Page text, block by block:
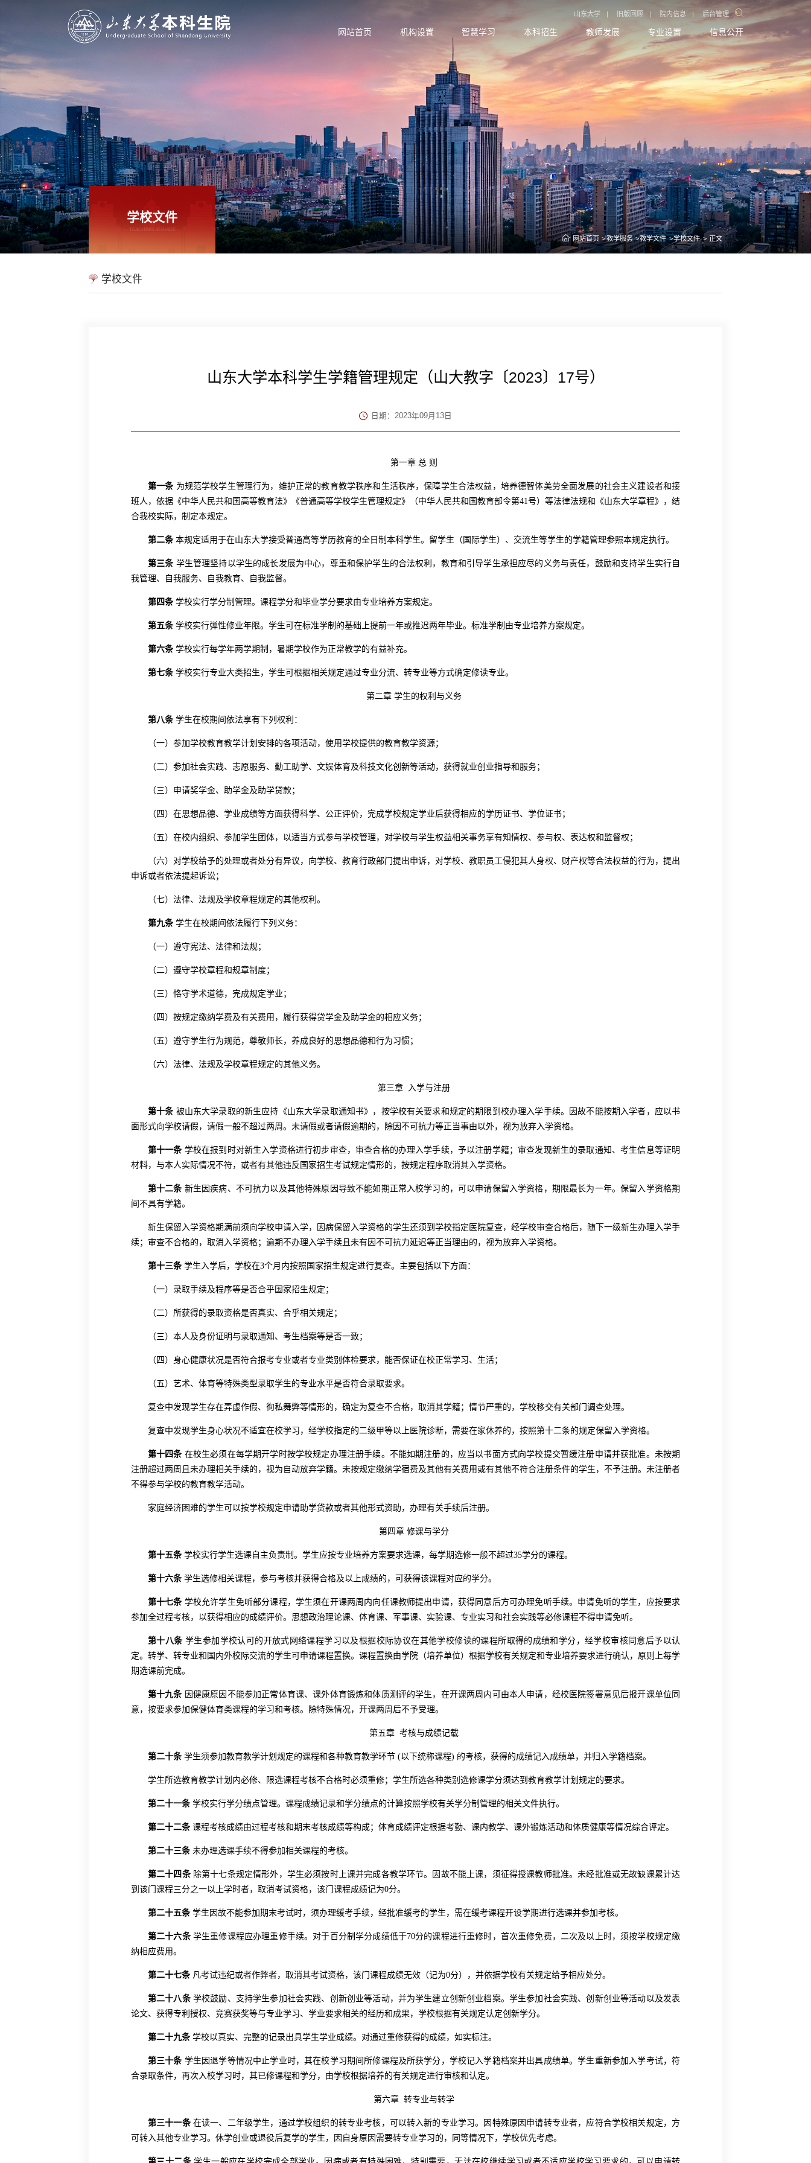
山东大学 | 旧版回顾 | 院内信息 | 后台管理
网站首页 机构设置 智慧学习 本科招生 教师发展 专业设置 信息公开
学校文件
TEACHING SERVICE
网站首页 教学服务 教学文件 学校文件 正文
学校文件
山东大学本科学生学籍管理规定（山大教字〔2023〕17号）
日期：2023年09月13日
第一章 总 则
第一条 为规范学校学生管理行为，维护正常的教育教学秩序和生活秩序，保障学生合法权益，培养德智体美劳全面发展的社会主义建设者和接
班人，依据《中华人民共和国高等教育法》《普通高等学校学生管理规定》（中华人民共和国教育部令第41 号）等法律法规和《山东大学章程》，结
合我校实际，制定本规定。
第二条 本规定适用于在山东大学接受普通高等学历教育的全日制本科学生。留学生（国际学生）、交流生等学生的学籍管理参照本规定执行。
第三条 学生管理坚持以学生的成长发展为中心，尊重和保护学生的合法权利，教育和引导学生承担应尽的义务与责任，鼓励和支持学生实行自
我管理、自我服务、自我教育、自我监督。
第四条 学校实行学分制管理。课程学分和毕业学分要求由专业培养方案规定。
第五条 学校实行弹性修业年限。学生可在标准学制的基础上提前一年或推迟两年毕业。标准学制由专业培养方案规定。
第六条 学校实行每学年两学期制，暑期学校作为正常教学的有益补充。
第七条 学校实行专业大类招生，学生可根据相关规定通过专业分流、转专业等方式确定修读专业。
第二章 学生的权利与义务
第八条 学生在校期间依法享有下列权利：
（一）参加学校教育教学计划安排的各项活动，使用学校提供的教育教学资源；
（二）参加社会实践、志愿服务、勤工助学、文娱体育及科技文化创新等活动，获得就业创业指导和服务；
（三）申请奖学金、助学金及助学贷款；
（四）在思想品德、学业成绩等方面获得科学、公正评价，完成学校规定学业后获得相应的学历证书、学位证书；
（五）在校内组织、参加学生团体，以适当方式参与学校管理，对学校与学生权益相关事务享有知情权、参与权、表达权和监督权；
（六）对学校给予的处理或者处分有异议，向学校、教育行政部门提出申诉，对学校、教职员工侵犯其人身权、财产权等合法权益的行为，提出
申诉或者依法提起诉讼；
（七）法律、法规及学校章程规定的其他权利。
第九条 学生在校期间依法履行下列义务：
（一）遵守宪法、法律和法规；
（二）遵守学校章程和规章制度；
（三）恪守学术道德，完成规定学业；
（四）按规定缴纳学费及有关费用，履行获得贷学金及助学金的相应义务；
（五）遵守学生行为规范，尊敬师长，养成良好的思想品德和行为习惯；
（六）法律、法规及学校章程规定的其他义务。
第三章 入学与注册
第十条 被山东大学录取的新生应持《山东大学录取通知书》，按学校有关要求和规定的期限到校办理入学手续。因故不能按期入学者，应以书
面形式向学校请假，请假一般不超过两周。未请假或者请假逾期的，除因不可抗力等正当事由以外，视为放弃入学资格。
第十一条 学校在报到时对新生入学资格进行初步审查，审查合格的办理入学手续，予以注册学籍；审查发现新生的录取通知、考生信息等证明
材料，与本人实际情况不符，或者有其他违反国家招生考试规定情形的，按规定程序取消其入学资格。
第十二条 新生因疾病、不可抗力以及其他特殊原因导致不能如期正常入校学习的，可以申请保留入学资格，期限最长为一年。保留入学资格期
间不具有学籍。
新生保留入学资格期满前须向学校申请入学，因病保留入学资格的学生还须到学校指定医院复查，经学校审查合格后，随下一级新生办理入学手
续；审查不合格的，取消入学资格；逾期不办理入学手续且未有因不可抗力延迟等正当理由的，视为放弃入学资格。
第十三条 学生入学后，学校在3个月内按照国家招生规定进行复查。主要包括以下方面：
（一）录取手续及程序等是否合乎国家招生规定；
（二）所获得的录取资格是否真实、合乎相关规定；
（三）本人及身份证明与录取通知、考生档案等是否一致；
（四）身心健康状况是否符合报考专业或者专业类别体检要求，能否保证在校正常学习、生活；
（五）艺术、体育等特殊类型录取学生的专业水平是否符合录取要求。
复查中发现学生存在弄虚作假、徇私舞弊等情形的，确定为复查不合格，取消其学籍；情节严重的，学校移交有关部门调查处理。
复查中发现学生身心状况不适宜在校学习，经学校指定的二级甲等以上医院诊断，需要在家休养的，按照第十二条的规定保留入学资格。
第十四条 在校生必须在每学期开学时按学校规定办理注册手续。不能如期注册的，应当以书面方式向学校提交暂缓注册申请并获批准。未按期
注册超过两周且未办理相关手续的，视为自动放弃学籍。未按规定缴纳学宿费及其他有关费用或有其他不符合注册条件的学生，不予注册。未注册者
不得参与学校的教育教学活动。
家庭经济困难的学生可以按学校规定申请助学贷款或者其他形式资助，办理有关手续后注册。
第四章 修课与学分
第十五条 学校实行学生选课自主负责制。学生应按专业培养方案要求选课，每学期选修一般不超过35学分的课程。
第十六条 学生选修相关课程，参与考核并获得合格及以上成绩的，可获得该课程对应的学分。
第十七条 学校允许学生免听部分课程，学生须在开课两周内向任课教师提出申请，获得同意后方可办理免听手续。申请免听的学生，应按要求
参加全过程考核，以获得相应的成绩评价。思想政治理论课、体育课、军事课、实验课、专业实习和社会实践等必修课程不得申请免听。
第十八条 学生参加学校认可的开放式网络课程学习以及根据校际协议在其他学校修读的课程所取得的成绩和学分，经学校审核同意后予以认
定。转学、转专业和国内外校际交流的学生可申请课程置换。课程置换由学院（培养单位）根据学校有关规定和专业培养要求进行确认，原则上每学
期选课前完成。
第十九条 因健康原因不能参加正常体育课、课外体育锻炼和体质测评的学生，在开课两周内可由本人申请，经校医院签署意见后报开课单位同
意，按要求参加保健体育类课程的学习和考核。除特殊情况，开课两周后不予受理。
第五章 考核与成绩记载
第二十条 学生须参加教育教学计划规定的课程和各种教育教学环节 (以下统称课程) 的考核，获得的成绩记入成绩单，并归入学籍档案。
学生所选教育教学计划内必修、限选课程考核不合格时必须重修；学生所选各种类别选修课学分须达到教育教学计划规定的要求。
第二十一条 学校实行学分绩点管理。课程成绩记录和学分绩点的计算按照学校有关学分制管理的相关文件执行。
第二十二条 课程考核成绩由过程考核和期末考核成绩等构成；体育成绩评定根据考勤、课内教学、课外锻炼活动和体质健康等情况综合评定。
第二十三条 未办理选课手续不得参加相关课程的考核。
第二十四条除第十七条规定情形外，学生必须按时上课并完成各教学环节。因故不能上课，须征得授课教师批准。未经批准或无故缺课累计达
到该门课程三分之一以上学时者，取消考试资格，该门课程成绩记为0分。
第二十五条 学生因故不能参加期末考试时，须办理缓考手续，经批准缓考的学生，需在缓考课程开设学期进行选课并参加考核。
第二十六条学生重修课程应办理重修手续。对于百分制学分成绩低于70分的课程进行重修时，首次重修免费，二次及以上时，须按学校规定缴
纳相应费用。
第二十七条 凡考试违纪或者作弊者，取消其考试资格，该门课程成绩无效（记为0分），并依据学校有关规定给予相应处分。
第二十八条学校鼓励、支持学生参加社会实践、创新创业等活动，并为学生建立创新创业档案。学生参加社会实践、创新创业等活动以及发表
论文、获得专利授权、竞赛获奖等与专业学习、学业要求相关的经历和成果，学校根据有关规定认定创新学分。
第二十九条 学校以真实、完整的记录出具学生学业成绩。对通过重修获得的成绩，如实标注。
第三十条 学生因退学等情况中止学业时，其在校学习期间所修课程及所获学分，学校记入学籍档案并出具成绩单。学生重新参加入学考试，符
合录取条件，再次入校学习时，其已修课程和学分，由学校根据培养的有关规定进行审核和认定。
第六章 转专业与转学
第三十一条 在读一、二年级学生，通过学校组织的转专业考核，可以转入新的专业学习。因特殊原因申请转专业者，应符合学校相关规定，方
可转入其他专业学习。休学创业或退役后复学的学生，因自身原因需要转专业学习的，同等情况下，学校优先考虑。